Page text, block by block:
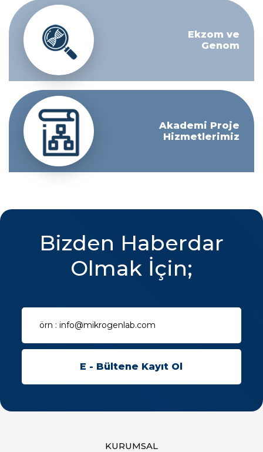
Ekzom ve
Genom
Akademi Proje
Hizmetlerimiz
Bizden Haberdar
Olmak İçin;
KURUMSAL